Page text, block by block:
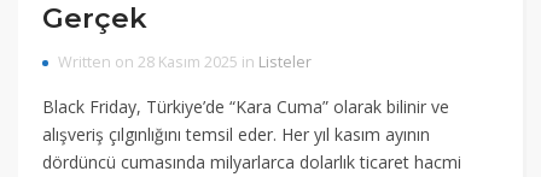
Gerçek
Written on 28 Kasım 2025 in Listeler
Black Friday, Türkiye’de “Kara Cuma” olarak bilinir ve
alışveriş çılgınlığını temsil eder. Her yıl kasım ayının
dördüncü cumasında milyarlarca dolarlık ticaret hacmi